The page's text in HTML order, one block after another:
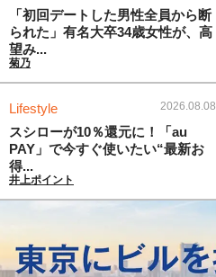
「初回デートした男性全員から断
られた」有名大卒34歳女性が、高
望み...
菊乃
Lifestyle 2026.08.08
スシローが10％還元に！「au
PAY」で今すぐ使いたい“最新お
得...
井上ポイント